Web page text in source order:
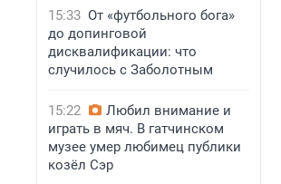
15:33 От «футбольного бога»
до допинговой
дисквалификации: что
случилось с Заболотным
15:22
Любил внимание и
играть в мяч. В гатчинском
музее умер любимец публики
козёл Сэр